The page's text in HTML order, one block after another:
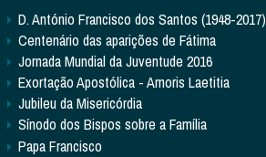
D. António Francisco dos Santos (1948-2017)
Centenário das aparições de Fátima
Jornada Mundial da Juventude 2016
Exortação Apostólica - Amoris Laetitia
Jubileu da Misericórdia
Sínodo dos Bispos sobre a Família
Papa Francisco